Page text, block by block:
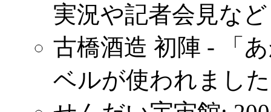
実況や記者会見など
古橋酒造 初陣 - 「
ベルが使われました